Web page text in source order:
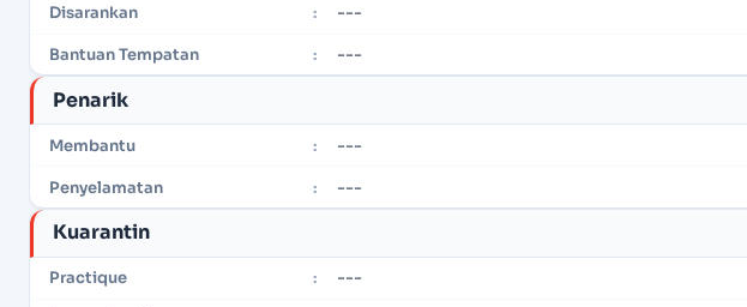
Disarankan : ---
Bantuan Tempatan : ---
Penarik
Membantu : ---
Penyelamatan : ---
Kuarantin
Practique : ---